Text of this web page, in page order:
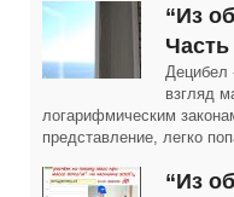
“Из
Децибел
взгляд
логарифмическим
представление, легко
“Из